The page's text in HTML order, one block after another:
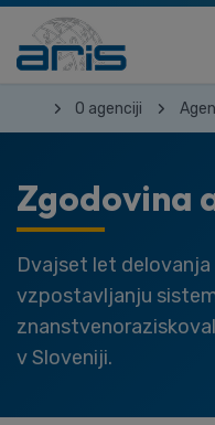
O agenciji
Zgodovina
Dvajset let
vzpostavljanju
v Sloveniji.